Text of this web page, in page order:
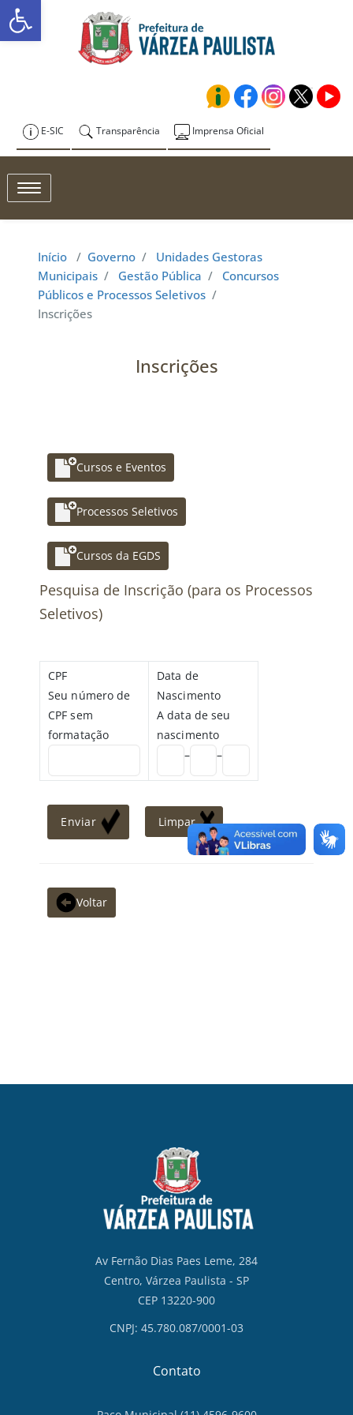
Skip
to
Prefeitura de
E-SIC Transparência Imprensa Oficial
Toggle navigation
Início / Governo / Unidades Gestoras
Municipais / Gestão Pública / Concursos
Públicos e Processos Seletivos /
Inscrições
Inscrições
Cursos e Eventos
Processos Seletivos
Cursos da EGDS
Pesquisa de Inscrição (para os Processos
Seletivos)
CPF
Seu número de
CPF sem
formatação
Data de
Nascimento
A data de seu
nascimento
–
–
Voltar
Av Fernão Dias Paes Leme, 284
Centro, Várzea Paulista - SP
CEP 13220-900
CNPJ: 45.780.087/0001-03
Contato